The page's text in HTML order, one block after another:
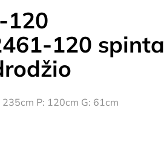
120
120 spinta
P: 120cm G: 61cm